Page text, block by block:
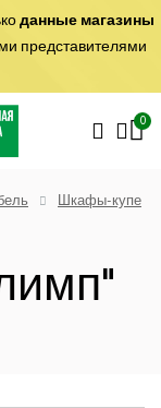
данные магазины
представителями
0
Шкафы-купе